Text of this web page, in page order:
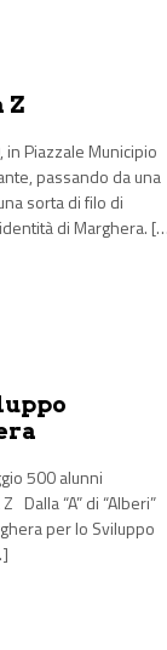
Z
Piazzale Municipio
passando da una
sorta di filo di
di Marghera.
500 alunni
Dalla “A” di “Alberi”
per lo Sviluppo